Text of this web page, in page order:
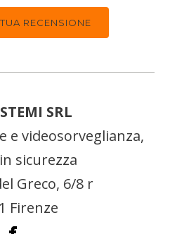
RECENSIONE
SRL
e videosorveglianza,
sicurezza
Greco, 6/8 r
Firenze